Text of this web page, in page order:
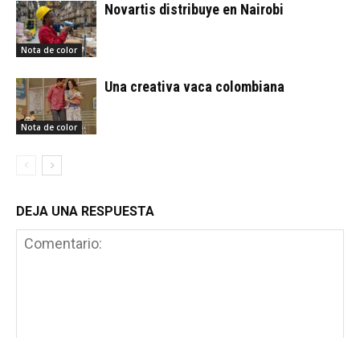
Nota de color
Novartis distribuye en Nairobi
Nota de color
Una creativa vaca colombiana
DEJA UNA RESPUESTA